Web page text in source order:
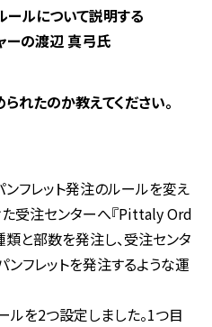
ルについて説明する
ーの渡辺 真弓氏
られたのか教えてください。
ンフレット発注のルールを変え
受注センターへ『Pittaly Ord
類と部数を発注し、受注センタ
フレットを発注するような運
ルを2つ設定しました。1つ目